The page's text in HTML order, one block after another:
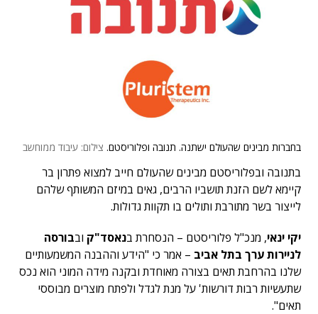
בחברות מבינים שהעולם ישתנה. תנובה ופלוריסטם. צילום: עיבוד ממוחשב
בתנובה ובפלוריסטם מבינים שהעולם חייב למצוא פתרון בר
קיימא לשם הזנת תושביו הרבים, גאים במיזם המשותף שלהם
לייצור בשר מתורבת ותולים בו תקוות גדולות.
יקי ינאי, מנכ"ל פלוריסטם – הנסחרת בנאסד"ק ובבורסה
לניירות ערך בתל אביב – אמר כי "הידע וההבנה המשמעותיים
שלנו בהרחבת תאים בצורה מאוחדת ובקנה מידה המוני הוא נכס
שתעשיות רבות דורשות' על מנת לגדל ולפתח מוצרים מבוססי
תאים".